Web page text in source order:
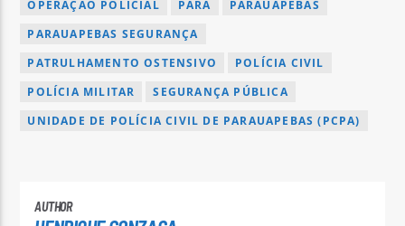
OPERAÇÃO POLICIAL
PARÁ
PARAUAPEBAS
PARAUAPEBAS SEGURANÇA
PATRULHAMENTO OSTENSIVO
POLÍCIA CIVIL
POLÍCIA MILITAR
SEGURANÇA PÚBLICA
UNIDADE DE POLÍCIA CIVIL DE PARAUAPEBAS (PCPA)
AUTHOR